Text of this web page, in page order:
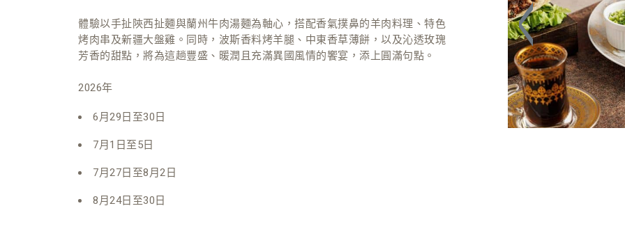
體驗以手扯陝西扯麵與蘭州牛肉湯麵為軸心，搭配香氣撲鼻的羊肉料理、特色
烤肉串及新疆大盤雞。同時，波斯香料烤羊腿、中東香草薄餅，以及沁透玫瑰
芳香的甜點，將為這趟豐盛、暖潤且充滿異國風情的饗宴，添上圓滿句點。
2026年
6月29日至30日
7月1日至5日
7月27日至8月2日
8月24日至30日